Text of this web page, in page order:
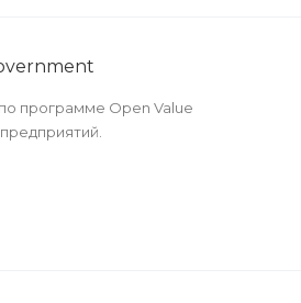
программе Open Value